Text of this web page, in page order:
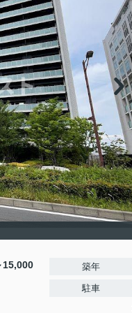
15,000 築年
駐車